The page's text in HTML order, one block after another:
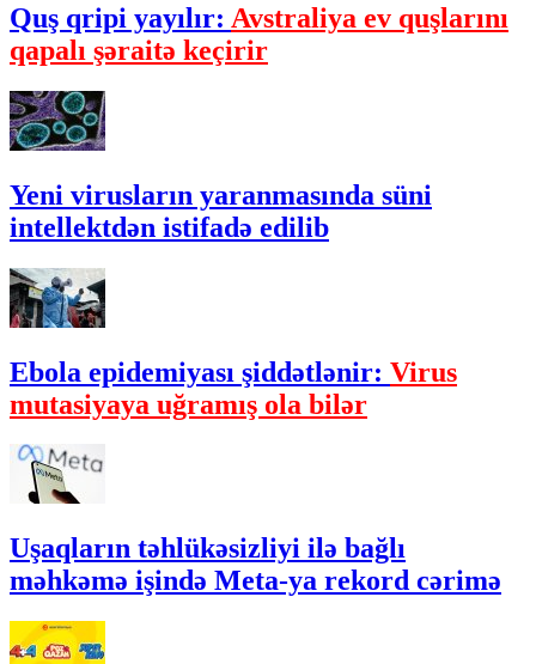
Quş qripi yayılır: Avstraliya ev quşlarını
qapalı şəraitə keçirir
Yeni virusların yaranmasında süni
intellektdən istifadə edilib
Ebola epidemiyası şiddətlənir: Virus
mutasiyaya uğramış ola bilər
Uşaqların təhlükəsizliyi ilə bağlı
məhkəmə işində Meta-ya rekord cərimə